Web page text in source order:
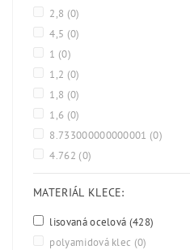
2,8 (0)
4,5 (0)
1 (0)
1,2 (0)
1,8 (0)
1,6 (0)
8.733000000000001 (0)
4.762 (0)
MATERIÁL KLECE:
lisovaná ocelová (428)
polyamidová klec (0)